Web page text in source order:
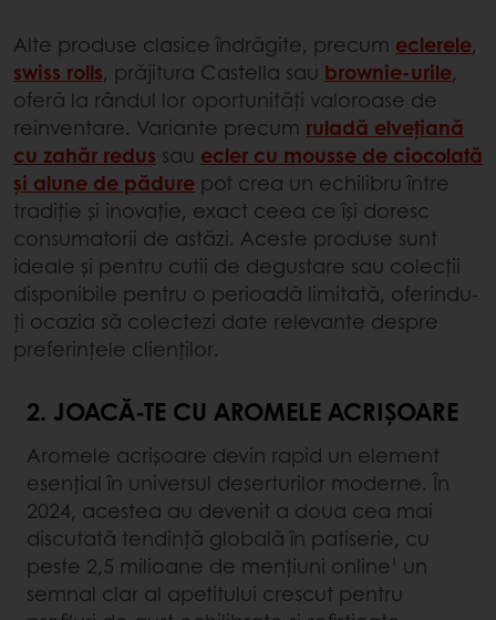
Alte produse clasice îndrăgite, precum eclerele,
swiss rolls, prăjitura Castella sau brownie-urile,
oferă la rândul lor oportunități valoroase de
reinventare. Variante precum ruladă elvețiană
cu zahăr redus sau ecler cu mousse de ciocolată
și alune de pădure pot crea un echilibru între
tradiție și inovație, exact ceea ce își doresc
consumatorii de astăzi. Aceste produse sunt
ideale și pentru cutii de degustare sau colecții
disponibile pentru o perioadă limitată, oferindu-
ți ocazia să colectezi date relevante despre
preferințele clienților.
2. JOACĂ-TE CU AROMELE ACRIȘOARE
Aromele acrișoare devin rapid un element
esențial în universul deserturilor moderne. În
2024, acestea au devenit a doua cea mai
discutată tendință globală în patiserie, cu
peste 2,5 milioane de mențiuni online¹ un
semnal clar al apetitului crescut pentru